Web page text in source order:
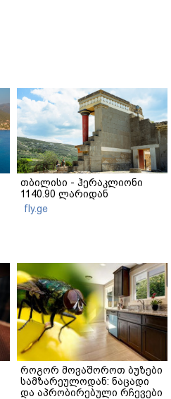
თბილისი - ჰერაკლიონი
1140.90 ლარიდან
fly.ge
როგორ მოვაშოროთ ბუზები
სამზარეულოდან: ნაცადი
და აპრობირებული რჩევები